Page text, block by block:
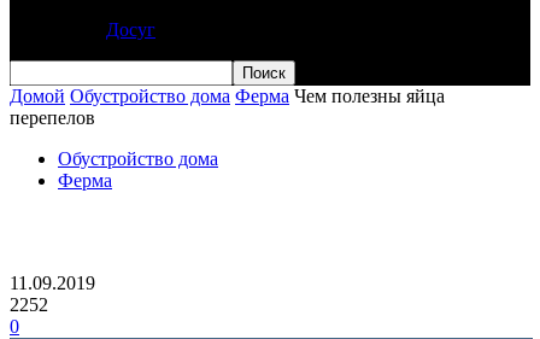
Досуг
Домой Обустройство дома Ферма Чем полезны яйца
перепелов
Обустройство дома
Ферма
11.09.2019
2252
0